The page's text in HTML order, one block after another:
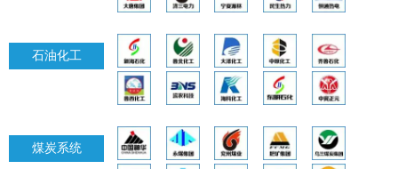
石油化工
煤炭系统